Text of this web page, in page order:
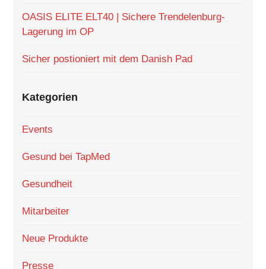
OASIS ELITE ELT40 | Sichere Trendelenburg-
Lagerung im OP
Sicher postioniert mit dem Danish Pad
Kategorien
Events
Gesund bei TapMed
Gesundheit
Mitarbeiter
Neue Produkte
Presse